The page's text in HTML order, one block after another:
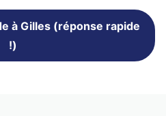
à Gilles (réponse rapide
!)